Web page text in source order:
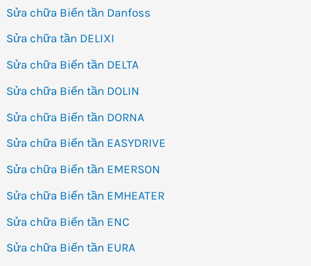
Sửa chữa Biến tần Danfoss
Sửa chữa tần DELIXI
Sửa chữa Biến tần DELTA
Sửa chữa Biến tần DOLIN
Sửa chữa Biến tần DORNA
Sửa chữa Biến tần EASYDRIVE
Sửa chữa Biến tần EMERSON
Sửa chữa Biến tần EMHEATER
Sửa chữa Biến tần ENC
Sửa chữa Biến tần EURA